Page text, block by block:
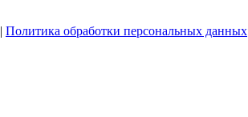
| Политика обработки персональных данных